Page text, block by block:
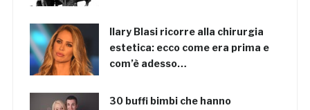
Ilary Blasi ricorre alla chirurgia
estetica: ecco come era prima e
com’è adesso…
30 buffi bimbi che hanno